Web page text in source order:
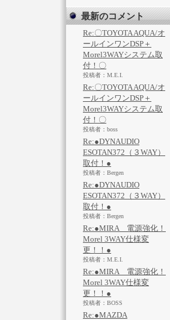
最新のコメント
Re:〇TOYOTA AQUA/オ
ールインワンDSP＋
Morel3WAYシステム取
付！〇
投稿者：M.E.I.
Re:〇TOYOTA AQUA/オ
ールインワンDSP＋
Morel3WAYシステム取
付！〇
投稿者：boss
Re:●DYNAUDIO
ESOTAN372（３WAY）
取付！●
投稿者：Bergen
Re:●DYNAUDIO
ESOTAN372（３WAY）
取付！●
投稿者：Bergen
Re:●MIRA 電源強化！
Morel 3WAY仕様変
更！！●
投稿者：M.E.I.
Re:●MIRA 電源強化！
Morel 3WAY仕様変
更！！●
投稿者：BOSS
Re:●MAZDA